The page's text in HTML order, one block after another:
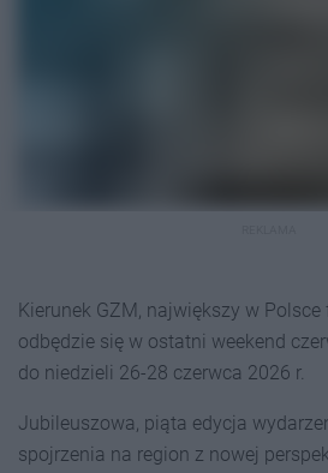
Kierunek GZM, największy w
odbędzie się w ostatni weekend
do niedzieli 26-28 czerwca 2026 r.
Jubileuszowa, piąta edycja
spojrzenia na region z nowej